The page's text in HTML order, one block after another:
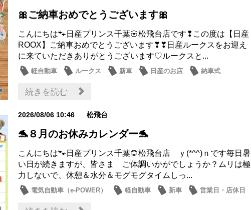
🎀ご納車おめでとうございます🎀
こんにちは🐾日産プリンス千葉🌸松飛台店です❢この度は【日産
ROOX】ご納車おめでとうございます❣❣日産ルークスをお迎え
に来ていただきありがとうございます♡ルークスと...
軽自動車 ルークス 新車 日産のお店 納車式
続きを読む
2026/08/06 10:46 松飛台
🐬８月のお休みカレンダー🐬
こんにちは🐾日産プリンス千葉🌻松飛台店 ｙ(*^^)ｎです毎日暑
い日が続きますが、皆さま ご体調いかがでしょうか？ムリは極
力しないで、休憩＆水分＆モグモグタイムしっ...
電気自動車（e-POWER） 軽自動車 新車
営業日・店休日
日産のお店